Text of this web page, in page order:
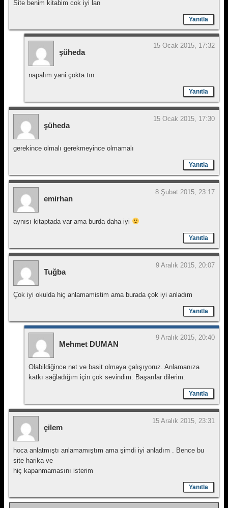
Site benim kitabim cok iyi lan
Yanıtla
şüheda
15 Ocak 2015, 17:32
napalım yani çokta tın
Yanıtla
şüheda
15 Ocak 2015, 17:30
gerekince olmalı gerekmeyince olmamalı
Yanıtla
emirhan
8 Şubat 2015, 23:17
aynısı kitaptada var ama burda daha iyi
Yanıtla
Tuğba
9 Aralık 2015, 20:07
Çok iyi okulda hiç anlamamistim ama burada çok iyi anladım
Yanıtla
Mehmet DUMAN
9 Aralık 2015, 20:40
Olabildiğince net ve basit olmaya çalışıyoruz. Anlamanıza
katkı sağladığım için çok sevindim. Başarılar dilerim.
Yanıtla
çilem
15 Aralık 2015, 23:31
hoca anlatmıştı anlamamıştım ama şimdi iyi anladım . Bence bu
site harika ve
hiç kapanmamasını isterim
Yanıtla